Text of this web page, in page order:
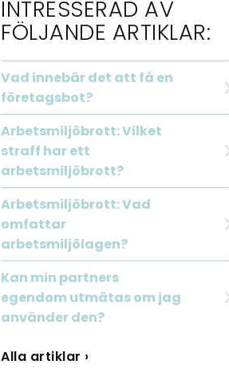
INTRESSERAD AV
FÖLJANDE ARTIKLAR:
Vad innebär det att få en
företagsbot?
Arbetsmiljöbrott: Vilket
straff har ett
arbetsmiljöbrott?
Arbetsmiljöbrott: Vad
omfattar
arbetsmiljölagen?
Kan min partners
egendom utmätas om jag
använder den?
Alla artiklar ›